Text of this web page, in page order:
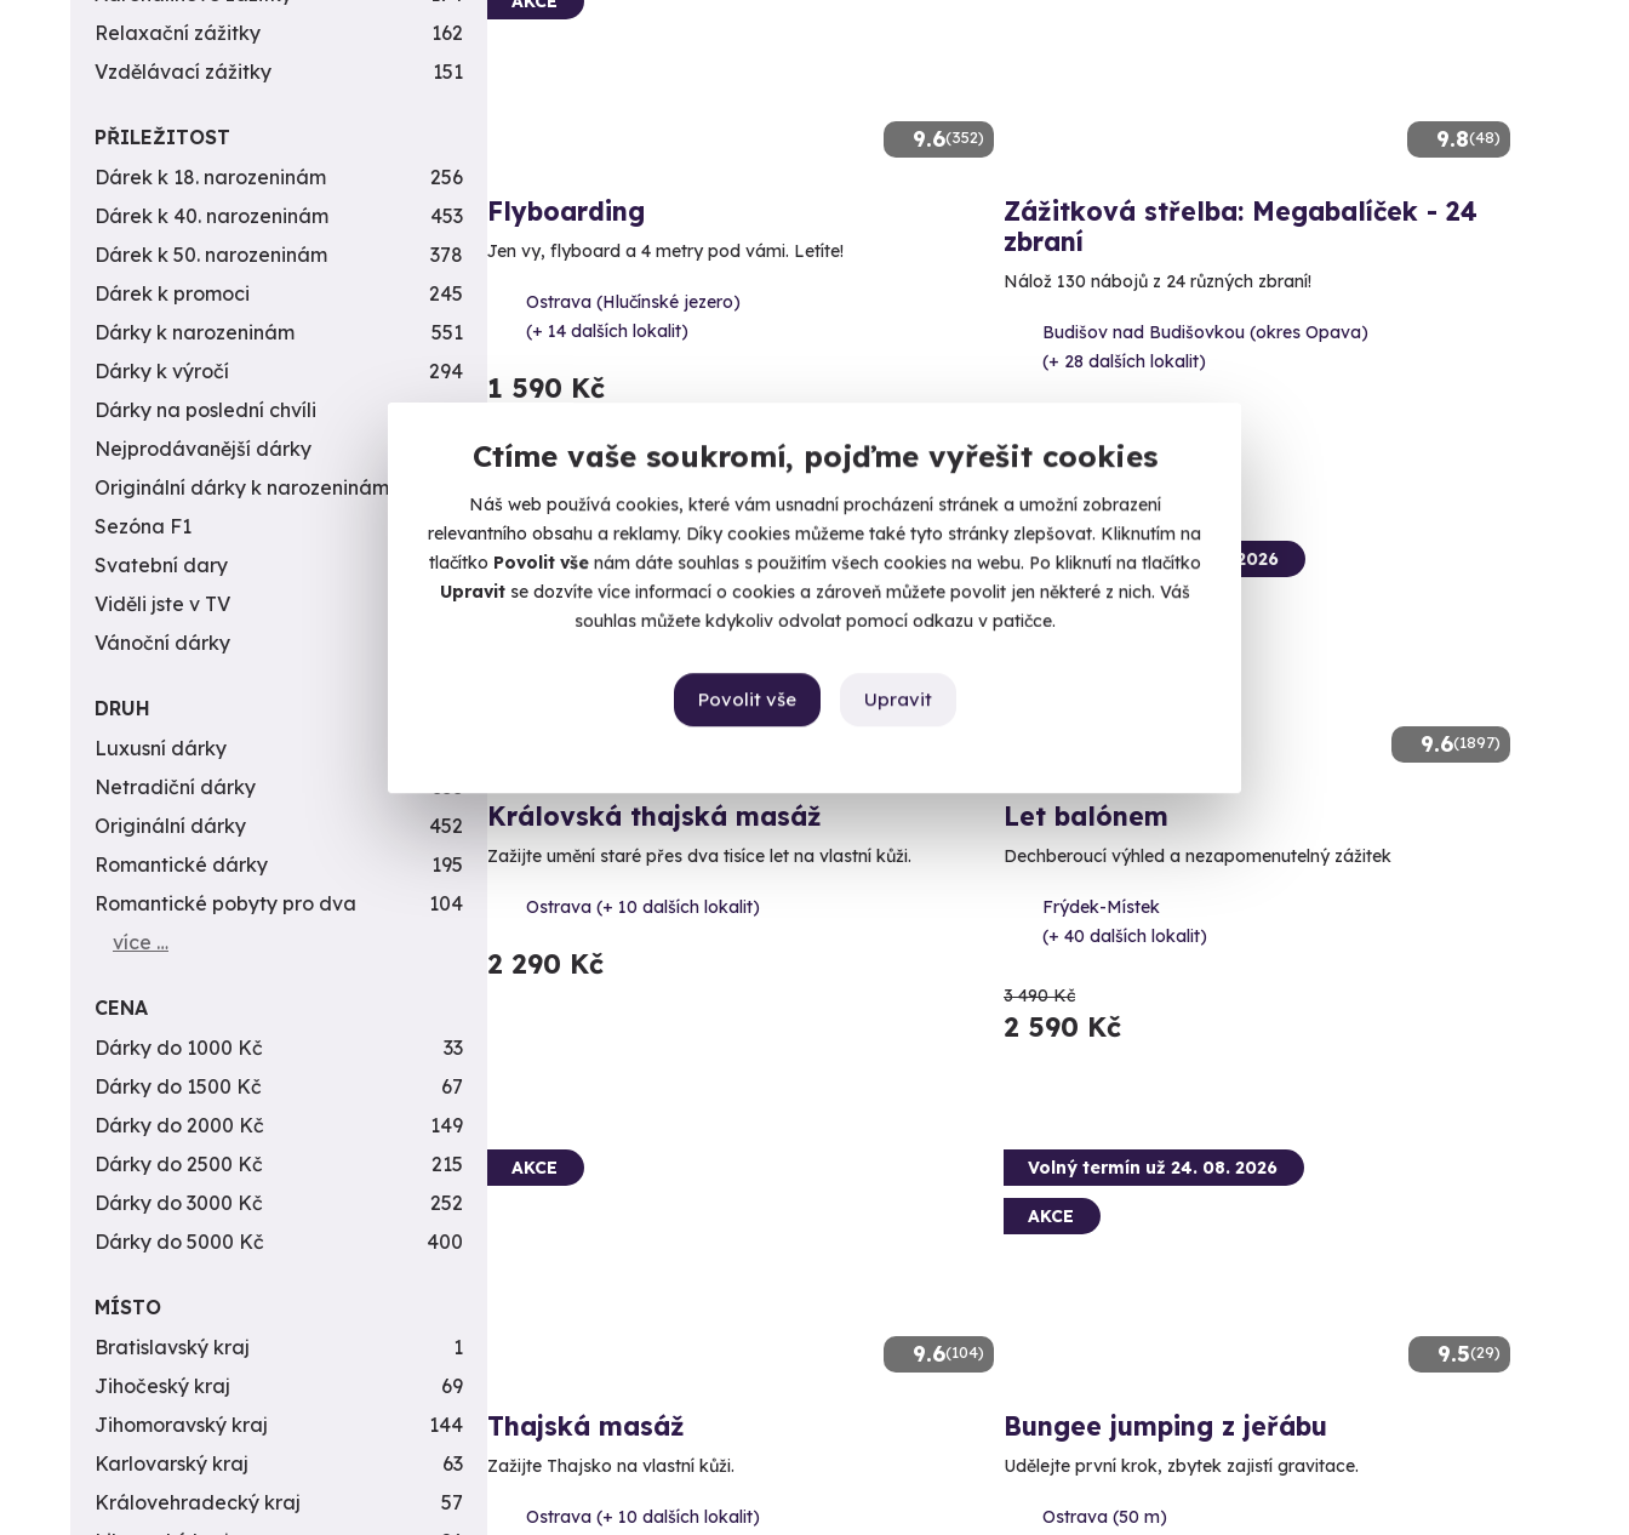
Ctíme vaše soukromí, pojďme vyřešit cookies
Náš web používá cookies, které vám usnadní procházení stránek a umožní zobrazení
relevantního obsahu a reklamy. Díky cookies můžeme také tyto stránky zlepšovat. Kliknutím na
tlačítko Povolit vše nám dáte souhlas s použitím všech cookies na webu. Po kliknutí na tlačítko
Upravitse dozvíte více informací o cookies a zároveň můžete povolit jen některé z nich. Váš
souhlas můžete kdykoliv odvolat pomocí odkazu v patičce.
Upravit
Povolit vše
9.6(352)
Flyboarding
Jen vy, flyboard a 4 metry pod vámi. Letíte!
Ostrava (Hlučínské jezero)
(+ 14 dalších lokalit)
1 590 Kč
9.8(48)
Zážitková střelba: Megabalíček - 24
zbraní
Nálož 130 nábojů z 24 různých zbraní!
Budišov nad Budišovkou (okres Opava)
(+ 28 dalších lokalit)
Královská thajská masáž
Zažijte umění staré přes dva tisíce let na vlastní kůži.
Ostrava (+ 10 dalších lokalit)
2 290 Kč
9.6(1897)
Volný termín už 09. 08. 2026
Let balónem
Dechberoucí výhled a nezapomenutelný zážitek
Frýdek-Místek
(+ 40 dalších lokalit)
3 490 Kč
2 590 Kč
9.6(104)
AKCE
Thajská masáž
Zažijte Thajsko na vlastní kůži.
Ostrava (+ 10 dalších lokalit)
9.5(29)
Volný termín už 24. 08. 2026
AKCE
Bungee jumping z jeřábu
Udělejte první krok, zbytek zajistí gravitace.
Ostrava (50 m)
Relaxační zážitky
162
Vzdělávací zážitky
151
PŘILEŽITOST
Dárek k 18. narozeninám
256
Dárek k 40. narozeninám
453
Dárek k 50. narozeninám
378
Dárek k promoci
245
Dárky k narozeninám
551
Dárky k výročí
294
Dárky na poslední chvíli
450
Nejprodávanější dárky
Originální dárky k narozeninám
Sezóna F1
4
Svatební dary
196
Viděli jste v TV
31
Vánoční dárky
DRUH
Luxusní dárky
Netradiční dárky
353
Originální dárky
452
Romantické dárky
195
Romantické pobyty pro dva
104
více …
CENA
Dárky do 1000 Kč
33
Dárky do 1500 Kč
67
Dárky do 2000 Kč
149
Dárky do 2500 Kč
215
Dárky do 3000 Kč
252
Dárky do 5000 Kč
400
MÍSTO
Bratislavský kraj
1
Jihočeský kraj
69
Jihomoravský kraj
144
Karlovarský kraj
63
Královehradecký kraj
57